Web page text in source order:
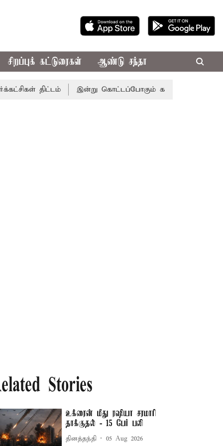
சிறப்புக் கட்டுரைகள் ஆண்டு சந்தா
இன்று கொட்டப்போகும் கனமழை.. எந்தெந்த
Stories
உக்ரைன் மீது ரஷியா சரமாரி
தாக்குதல் - 15 பேர் பலி
தினத்தந்தி 05 Aug 2026